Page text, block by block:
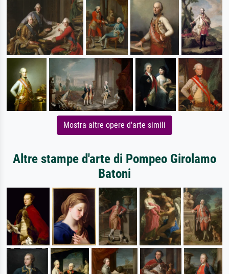
Mostra altre opere d'arte simili
Altre stampe d'arte di Pompeo Girolamo
Batoni